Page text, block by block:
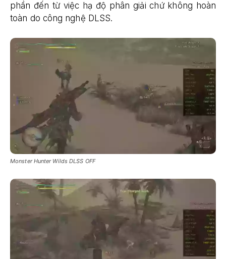
phần đến từ việc hạ độ phân giải chứ không hoàn
toàn do công nghệ DLSS.
Monster Hunter Wilds DLSS OFF